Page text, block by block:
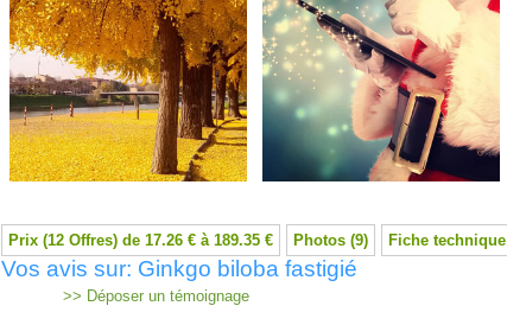
Prix (12 Offres) de 17.26 € à 189.35 € Photos (9) Fiche technique
Vos avis sur: Ginkgo biloba fastigié
>> Déposer un témoignage